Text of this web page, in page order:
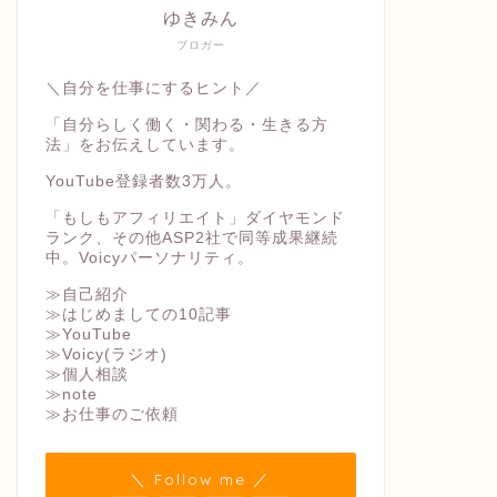
ブロガー
ゆきみん
＼自分を仕事にするヒント／
「自分らしく働く・関わる・生きる方
法」をお伝えしています。
YouTube登録者数3万人。
「もしもアフィリエイト」ダイヤモンド
ランク、その他ASP2社で同等成果継続
中。Voicyパーソナリティ。
≫自己紹介
≫はじめましての10記事
≫YouTube
≫Voicy(ラジオ)
≫個人相談
≫note
≫お仕事のご依頼
＼ Follow me ／